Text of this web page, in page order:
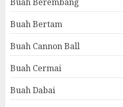
Buah Bertam
Buah Cannon Ball
Buah Cermai
Buah Dabai